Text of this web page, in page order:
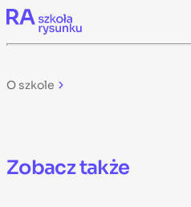
Skip to content
O szkole
Zobacz także